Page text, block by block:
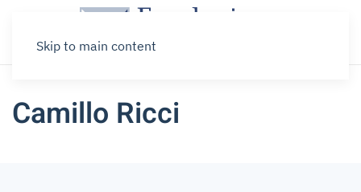
Skip to main content
Camillo Ricci